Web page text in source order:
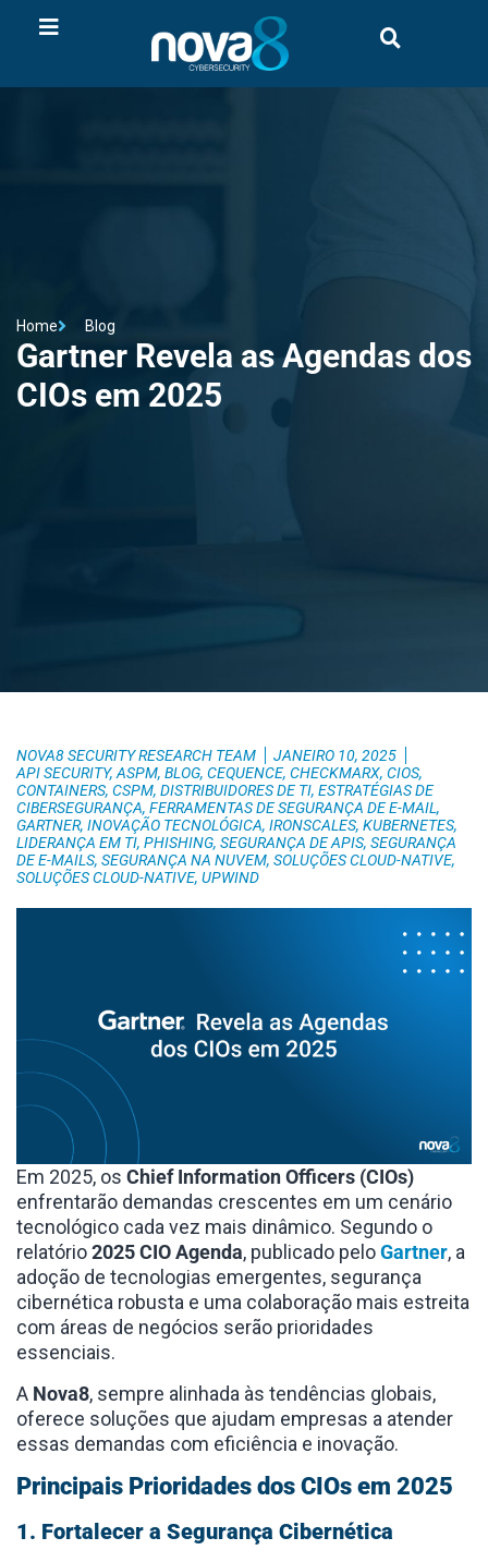
Home Blog
Gartner Revela as Agendas dos
CIOs em 2025
NOVA8 SECURITY RESEARCH TEAM
JANEIRO 10, 2025
API SECURITY, ASPM, BLOG, CEQUENCE, CHECKMARX, CIOS,
CONTAINERS, CSPM, DISTRIBUIDORES DE TI, ESTRATÉGIAS DE
CIBERSEGURANÇA, FERRAMENTAS DE SEGURANÇA DE E-MAIL,
GARTNER, INOVAÇÃO TECNOLÓGICA, IRONSCALES, KUBERNETES,
LIDERANÇA EM TI, PHISHING, SEGURANÇA DE APIS, SEGURANÇA
DE E-MAILS, SEGURANÇA NA NUVEM, SOLUÇÕES CLOUD-NATIVE,
SOLUÇÕES CLOUD-NATIVE, UPWIND
Em 2025, os Chief Information Officers (CIOs)
enfrentarão demandas crescentes em um cenário
tecnológico cada vez mais dinâmico. Segundo o
relatório2025 CIO Agenda, publicado peloGartner, a
adoção de tecnologias emergentes, segurança
cibernética robusta e uma colaboração mais estreita
com áreas de negócios serão prioridades
essenciais.
A Nova8, sempre alinhada às tendências globais,
oferece soluções que ajudam empresas a atender
essas demandas com eficiência e inovação.
Principais Prioridades dos CIOs em 2025
1. Fortalecer a Segurança Cibernética